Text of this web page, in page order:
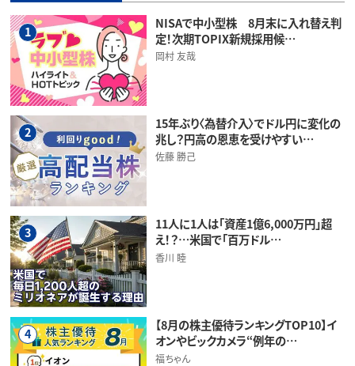
1
NISAで中小型株 8月末に入れ替え判
定！次期TOPIX新規採用候…
岡村 友哉
2
15年ぶり〈為替介入〉でドル円に変化の
兆し？円高の恩恵を受けやすい…
佐藤 勝己
3
11人に1人は「資産1億6,000万円」超
え！？…米国で「百万ドル…
香川 睦
4
【8月の株主優待ランキングTOP10】イ
オンやビックカメラ“例年の…
福ちゃん